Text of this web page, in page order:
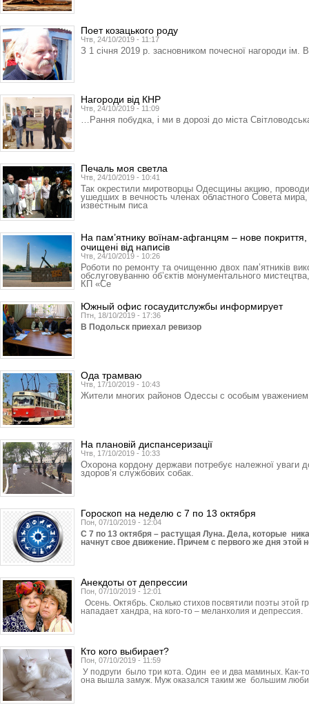
Поет козацького роду
Чтв, 24/10/2019 - 11:17
З 1 січня 2019 р. засновником почесної нагороди ім.
Нагороди від КНР
Чтв, 24/10/2019 - 11:09
…Рання побудка, і ми в дорозі до міста
Печаль моя светла
Чтв, 24/10/2019 - 10:41
Так окрестили миротворцы Одес­щины акцию,
ушедших в вечность членах областного Совета мира,
известным писа
На пам’ятнику воїнам-афганцям – нове
очищені від написів
Чтв, 24/10/2019 - 10:26
Роботи по ремонту та очищенню двох пам’ятників
обслуговуванню об’єктів монументального
КП «Се
Южный офис госаудитслужбы информирует
Птн, 18/10/2019 - 17:36
В Подольск приехал ревизор
Ода трамваю
Чтв, 17/10/2019 - 10:43
Жители многих районов Одессы с особым уважением
На плановій диспансеризації
Чтв, 17/10/2019 - 10:33
Охорона кордону держави потребує належної уваги
здоров’я службових собак.
Гороскоп на неделю с 7 по 13 октября
Пон, 07/10/2019 - 12:04
С 7 по 13 октября – растущая Луна. Дела, которые
начнут свое движение. Причем с первого же дня этой
Анекдоты от депрессии
Пон, 07/10/2019 - 12:01
Осень. Октябрь. Сколько стихов посвятили поэты этой
нападает хандра, на кого-то – меланхолия и депрессия.
Кто кого выбирает?
Пон, 07/10/2019 - 11:59
У подруги было три кота. Один ее и два маминых. Как-
она вышла замуж. Муж оказался таким же большим